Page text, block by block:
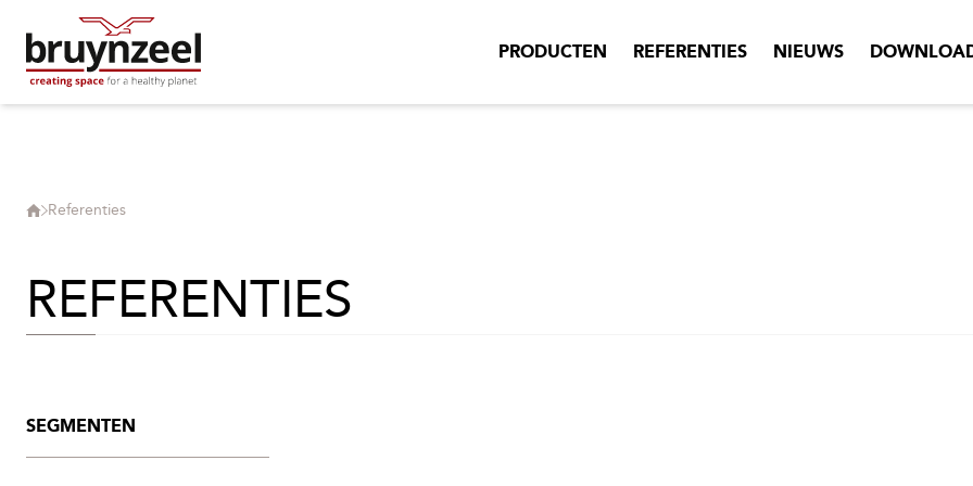
PRODUCTEN REFERENTIES NIEUWS
Referenties
REFERENTIES
SEGMENTEN